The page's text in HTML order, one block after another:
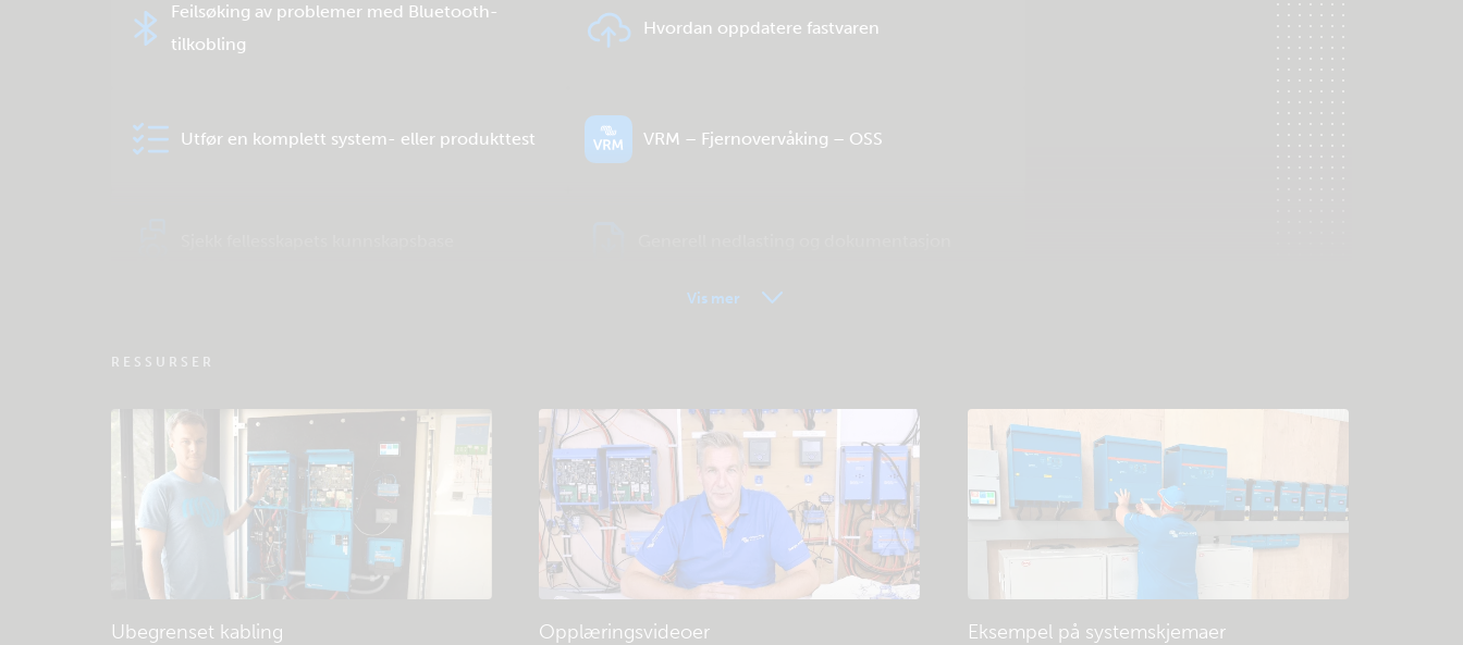
Feilsøking av problemer med Bluetooth-
tilkobling
Hvordan oppdatere fastvaren
Utfør en komplett system- eller produkttest VRM – Fjernovervåking – OSS
Vis mer
RESSURSER
Ubegrenset kabling Opplæringsvideoer Eksempel på systemskjemaer